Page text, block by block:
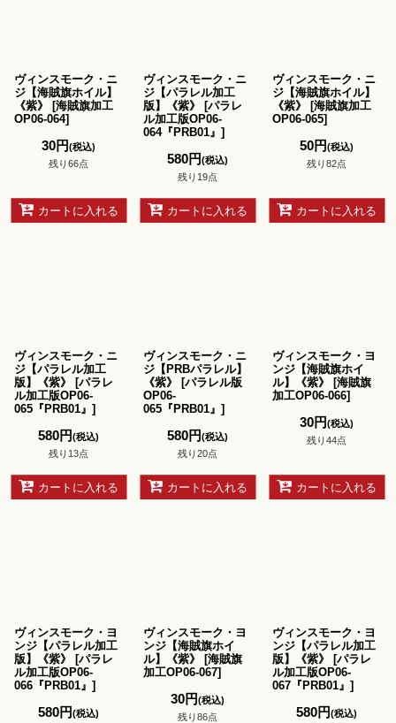
ヴィンスモーク・ニ
ジ【海賊旗ホイル】
《紫》
[海賊旗加工
OP06-064]
30円(税込)
残り66点
カートに入れる
ヴィンスモーク・ニ
ジ【パラレル加工
版】《紫》
[パラレ
ル加工版OP06-
064『PRB01』 ]
580円(税込)
残り19点
カートに入れる
ヴィンスモーク・ニ
ジ【海賊旗ホイル】
《紫》
[海賊旗加工
OP06-065]
50円(税込)
残り82点
カートに入れる
ヴィンスモーク・ニ
ジ【パラレル加工
版】《紫》
[パラレ
ル加工版OP06-
065『PRB01』 ]
580円(税込)
残り13点
カートに入れる
ヴィンスモーク・ニ
ジ【PRBパラレル】
《紫》
[パラレル版
OP06-
065『PRB01』 ]
580円(税込)
残り20点
カートに入れる
ヴィンスモーク・ヨ
ンジ【海賊旗ホイ
ル】《紫》
[海賊旗
加工OP06-066]
30円(税込)
残り44点
カートに入れる
ヴィンスモーク・ヨ
ンジ【パラレル加工
版】《紫》
[パラレ
ル加工版OP06-
066『PRB01』 ]
580円(税込)
ヴィンスモーク・ヨ
ンジ【海賊旗ホイ
ル】《紫》
[海賊旗
加工OP06-067]
30円(税込)
残り86点
ヴィンスモーク・ヨ
ンジ【パラレル加工
版】《紫》
[パラレ
ル加工版OP06-
067『PRB01』 ]
580円(税込)